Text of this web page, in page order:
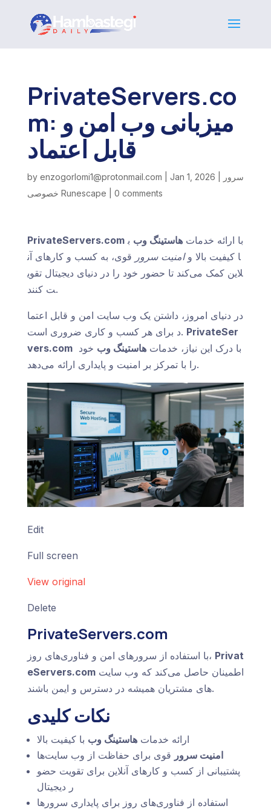
PrivateServers.co
m: میزبانی وب امن و
قابل اعتماد
by enzogorlomi1@protonmail.com Jan 1, 2026
سرور
خصوصی Runescape
0 comments
PrivateServers.com با ارائه خدماتهاستینگ وب ب
ا کیفیت بالا وامنیت سرور قوی، به کسب و کارهای آن
لاین کمک می‌کند تا حضور خود را در دنیای دیجیتال تقوی
ت کنند.
در دنیای امروز، داشتن یک وب سایت امن و قابل اعتما
د برای هر کسب و کاری ضروری است. PrivateSer
vers.com
با درک این نیاز، خدماتهاستینگ وب خود
را با تمرکز بر امنیت و پایداری ارائه می‌دهد.
Edit
Full screen
View original
Delete
PrivateServers.com
با استفاده از سرورهای امن و فناوری‌های روز، Privat
eServers.comاطمینان حاصل می‌کند که وب سایت‌
های مشتریان همیشه در دسترس و ایمن باشند.
نکات کلیدی
ارائه خدماتهاستینگ وب با کیفیت بالا
امنیت سرور قوی برای حفاظت از وب سایت‌ها
پشتیبانی از کسب و کارهای آنلاین برای تقویت حضو
ر دیجیتال
استفاده از فناوری‌های روز برای پایداری سرورها